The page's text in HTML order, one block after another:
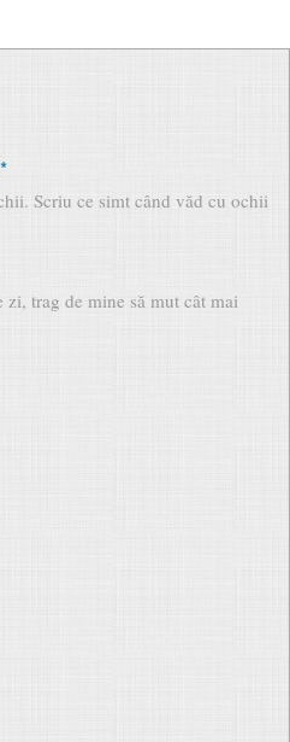
Scriu ce simt când văd cu ochii
trag de mine să mut cât mai